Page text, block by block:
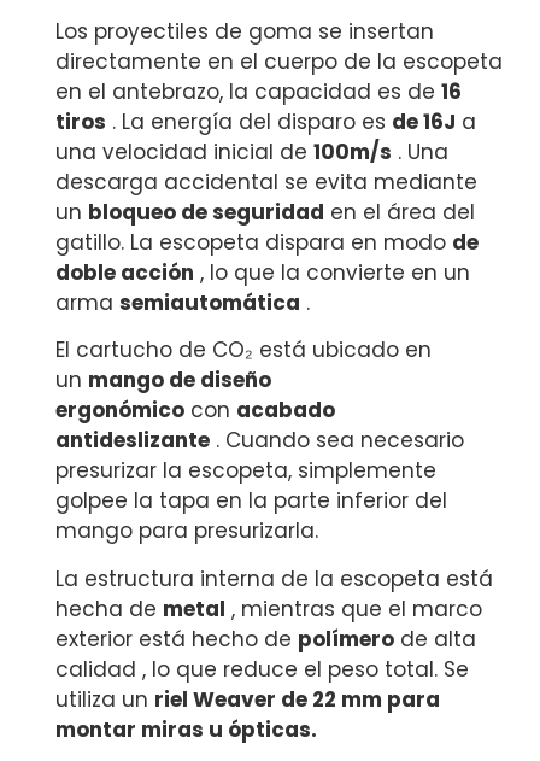
Los proyectiles de goma se insertan
directamente en el cuerpo de la escopeta
en el antebrazo, la capacidad es de 16
tiros . La energía del disparo es de 16J a
una velocidad inicial de 100m/s . Una
descarga accidental se evita mediante
un bloqueo de seguridad en el área del
gatillo. La escopeta dispara en modo de
doble acción , lo que la convierte en un
arma semiautomática .
El cartucho de CO₂ está ubicado en
un mango de diseño
ergonómicocon acabado
antideslizante. Cuando sea necesario
presurizar la escopeta, simplemente
golpee la tapa en la parte inferior del
mango para presurizarla.
La estructura interna de la escopeta está
hecha de metal , mientras que el marco
exterior está hecho de polímerode alta
calidad , lo que reduce el peso total. Se
utiliza un riel Weaver de 22 mm para
montar miras u ópticas.